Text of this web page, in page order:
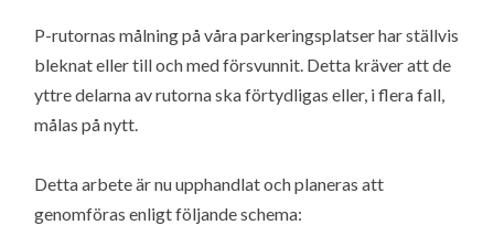
P-rutornas målning på våra parkeringsplatser har ställvis
bleknat eller till och med försvunnit. Detta kräver att de
yttre delarna av rutorna ska förtydligas eller, i flera fall,
målas på nytt.
Detta arbete är nu upphandlat och planeras att
genomföras enligt följande schema: